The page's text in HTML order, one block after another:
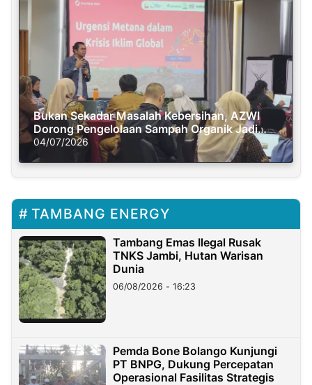
Bukan Sekadar Masalah Kebersihan, AZWI
Dorong Pengelolaan Sampah Organik Jadi
Solusi Krisis Iklim
04/07/2026
TAMBANG ENERGY
Tambang Emas Ilegal Rusak
TNKS Jambi, Hutan Warisan
Dunia
06/08/2026 - 16:23
Pemda Bone Bolango Kunjungi
PT BNPG, Dukung Percepatan
Operasional Fasilitas Strategis